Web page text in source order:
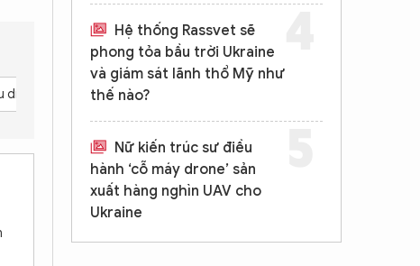
diễn nghi lễ ở đâu ngoài Lăng Chiến sĩ Vô danh?
Hệ thống Rassvet sẽ
phong tỏa bầu trời Ukraine
và giám sát lãnh thổ Mỹ như
thế nào?
Nữ kiến trúc sư điều
hành ‘cỗ máy drone’ sản
xuất hàng nghìn UAV cho
Ukraine